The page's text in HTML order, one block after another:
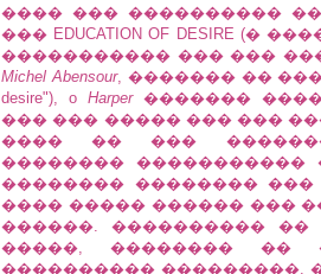
���� ��� ����������
��� EDUCATION OF DESIRE
����������� ��� ���
Michel Abensour, ������� �� ���
desire"), o Harper�������
��� ��� ����� ��� ���
���� �� ���
��������
�������� ��������
���� ����� ������ ���
������. ����������
�����, �������� ��
���������� ���������.